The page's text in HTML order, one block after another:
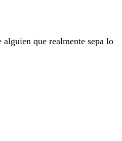
que realmente sepa lo